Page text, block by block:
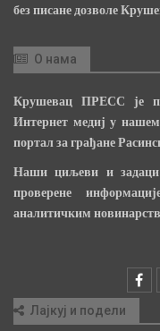
без писане дозволе
О нама
Крушевац ПРЕСС је
Интернет медиј у
портал за грађане
Наши циљеви и
проверене
аналитичким
Лајкуј и подели